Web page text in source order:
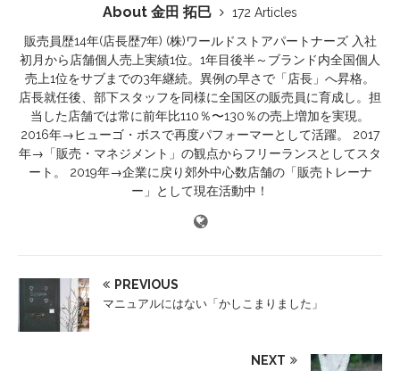
About 金田 拓巳
172 Articles
販売員歴14年(店長歴7年) (株)ワールドストアパートナーズ 入社
初月から店舗個人売上実績1位。1年目後半～ブランド内全国個人
売上1位をサブまでの3年継続。異例の早さで「店長」へ昇格。
店長就任後、部下スタッフを同様に全国区の販売員に育成し。担
当した店舗では常に前年比110％〜130％の売上増加を実現。
2016年→ヒューゴ・ボスで再度パフォーマーとして活躍。 2017
年→「販売・マネジメント」の観点からフリーランスとしてスタ
ート。 2019年→企業に戻り郊外中心数店舗の「販売トレーナ
ー」として現在活動中！
PREVIOUS
マニュアルにはない「かしこまりました」
NEXT